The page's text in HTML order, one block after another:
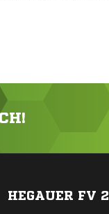
HEGAUER FV 2